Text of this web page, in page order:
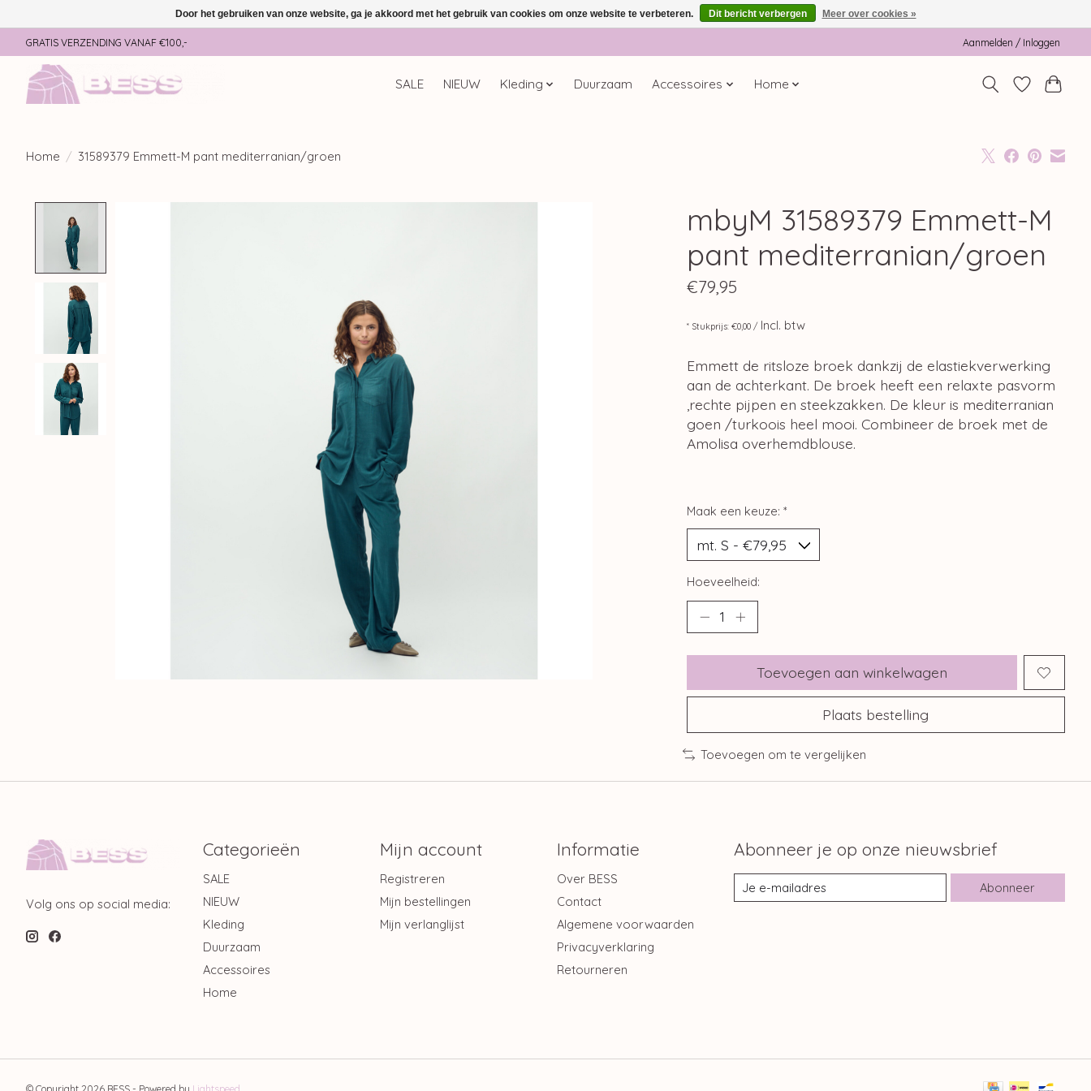
GRATIS VERZENDING VANAF €100,- Aanmelden / Inloggen
SALE NIEUW Kleding Duurzaam Accessoires Home
Home / 31589379 Emmett-M pant mediterranian/groen
mbyM 31589379 Emmett-M
pant mediterranian/groen
€79,95
* Stukprijs: €0,00 / Incl. btw
Emmett de ritsloze broek dankzij de elastiekverwerking
aan de achterkant. De broek heeft een relaxte pasvorm
,rechte pijpen en steekzakken. De kleur is mediterranian
goen /turkoois heel mooi. Combineer de broek met de
Amolisa overhemdblouse.
Maak een keuze: *
Hoeveelheid:
Toevoegen aan winkelwagen
Plaats bestelling
Toevoegen om te vergelijken
Volg ons op social media:
Categorieën
SALE
NIEUW
Kleding
Duurzaam
Accessoires
Home
Mijn account
Registreren
Mijn bestellingen
Mijn verlanglijst
Informatie
Over BESS
Contact
Algemene voorwaarden
Privacyverklaring
Retourneren
Abonneer je op onze nieuwsbrief
Abonneer
Door het gebruiken van onze website, ga je akkoord met het gebruik van cookies om onze website te verbeteren. Dit bericht verbergen Meer over cookies »